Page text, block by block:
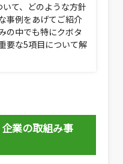
て、どのような方針
事例をあげてご紹介
の中でも特にクボタ
要な5項目について解
業の取組み事